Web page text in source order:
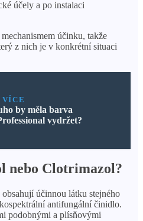
účely a po instalaci
účinku, takže
z nich je v konkrétní situaci
by měla barva
vydržet?
nebo Clotrimazol?
účinnou látku stejného
antifungální činidlo.
podobnými a plísňovými